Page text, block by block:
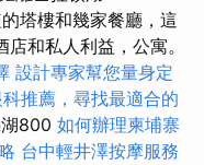
塔樓和幾家餐廳，這
和私人利益，公寓。
設計專家幫您量身定
推薦，尋找最適合的
800 如何辦理柬埔寨
台中輕井澤按摩服務